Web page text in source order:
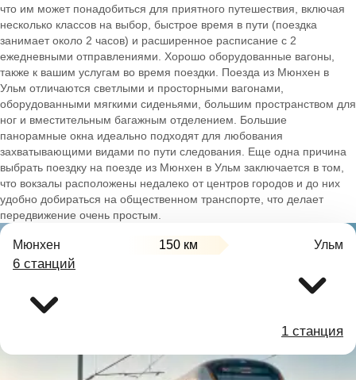
что им может понадобиться для приятного путешествия, включая
несколько классов на выбор, быстрое время в пути (поездка
занимает около 2 часов) и расширенное расписание с 2
ежедневными отправлениями. Хорошо оборудованные вагоны,
также к вашим услугам во время поездки. Поезда из Мюнхен в
Ульм отличаются светлыми и просторными вагонами,
оборудованными мягкими сиденьями, большим пространством для
ног и вместительным багажным отделением. Большие
панорамные окна идеально подходят для любования
захватывающими видами по пути следования. Еще одна причина
выбрать поездку на поезде из Мюнхен в Ульм заключается в том,
что вокзалы расположены недалеко от центров городов и до них
удобно добираться на общественном транспорте, что делает
передвижение очень простым.
Мюнхен 150 км Ульм
6 станций
1 станция